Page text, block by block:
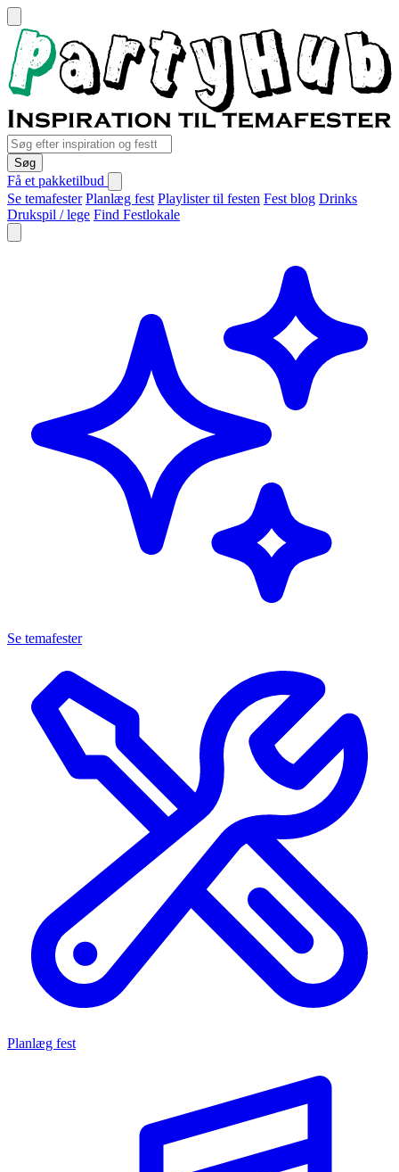
Søg
Få et pakketilbud
Se temafester Planlæg fest Playlister til festen Fest blog Drinks
Drukspil / lege Find Festlokale
Se temafester
Planlæg fest